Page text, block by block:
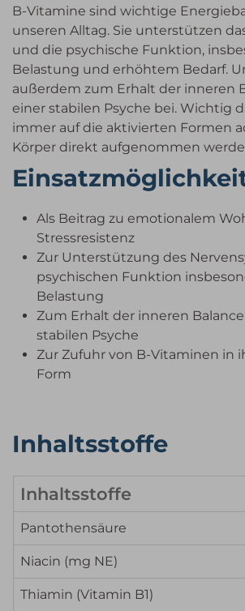
B-Vitamine sind wichtige
unseren Alltag. Sie unterstützen
und die psychische Funktion,
Belastung und erhöhtem Bedarf.
außerdem zum Erhalt der inneren
einer stabilen Psyche bei. Wichtig
immer auf die aktivierten Formen
Körper direkt aufgenommen
Als Beitrag zu emotionalem
Stressresistenz
Zur Unterstützung des
psychischen Funktion
Belastung
Zum Erhalt der inneren
stabilen Psyche
Zur Zufuhr von B-Vitaminen in
Form
Inhaltsstoffe
Inhaltsstoffe
Pantothensäure
Niacin (mg NE)
Thiamin (Vitamin B1)